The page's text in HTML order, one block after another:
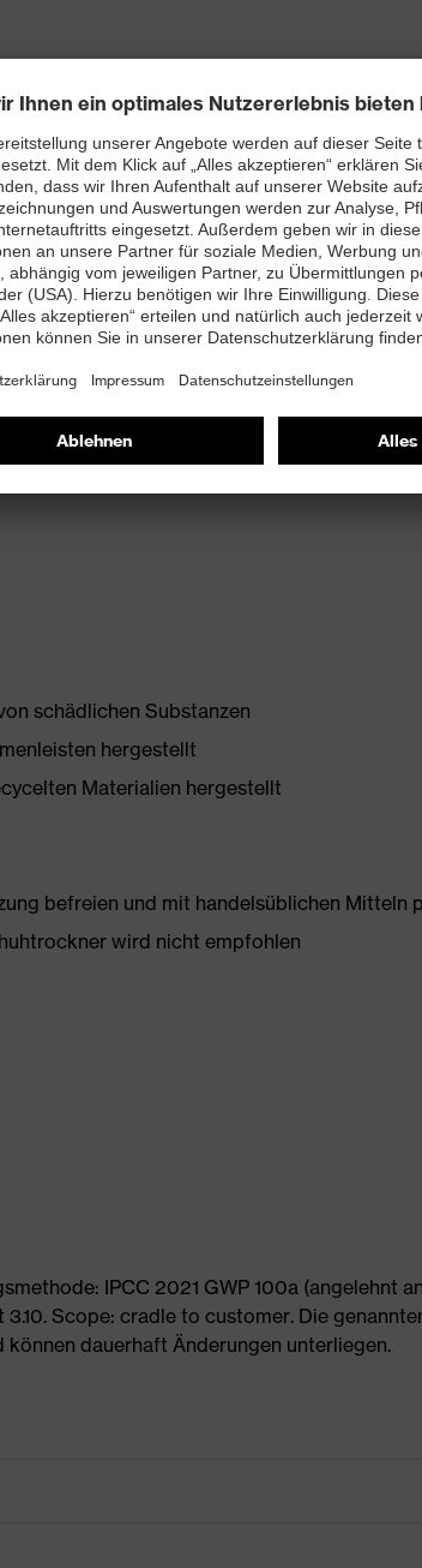
hergestellt
mit besten Dämpfungseigenschaften im
(Rebound) über die gesamte
Laufsohle setzt neueste biomechanische
sehr rutschhemmend, die Profilierung
kleiner 100 Megaohm
Zehenschutzkappe – kompakt, anatomisch
nicht leitend, für mehr Zehenfreiheit und
schädlichen Substanzen
hergestellt
Materialien hergestellt
befreien und mit handelsüblichen Mitteln
wird nicht empfohlen
IPCC 2021 GWP 100a (angelehnt
Scope: cradle to customer. Die
dauerhaft Änderungen unterliegen.